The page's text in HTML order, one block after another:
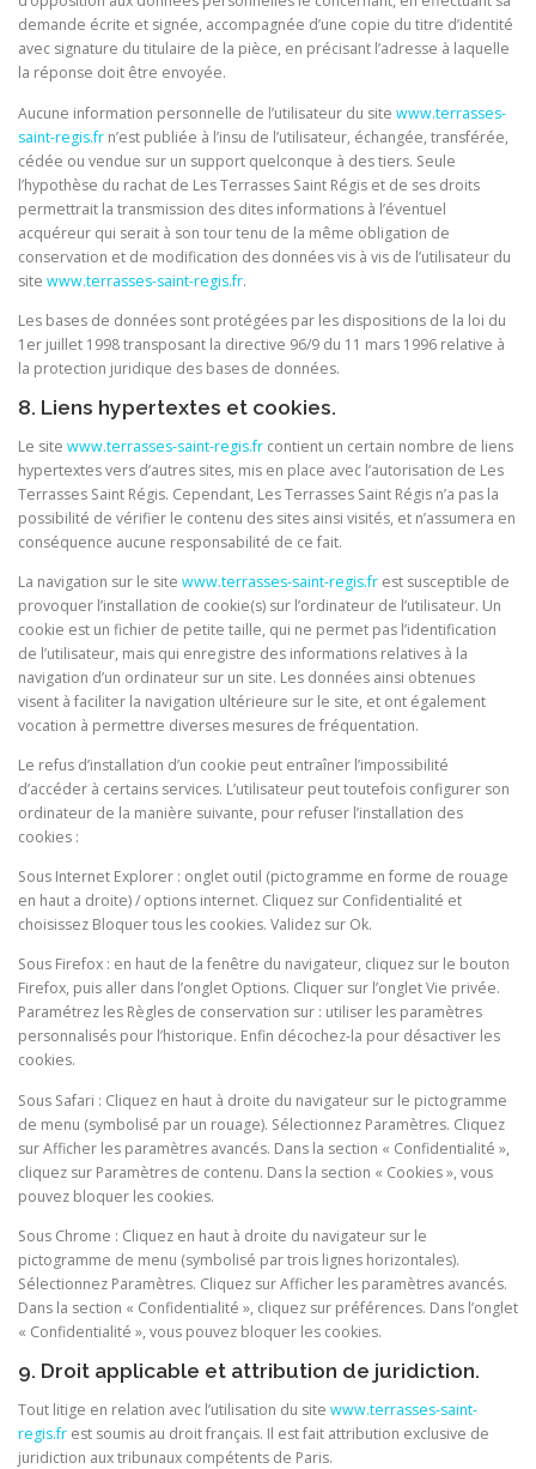
demande écrite et signée, accompagnée d’une copie du titre d’identité
avec signature du titulaire de la pièce, en précisant l’adresse à laquelle
la réponse doit être envoyée.
Aucune information personnelle de l’utilisateur du site www.terrasses-
saint-regis.fr n’est publiée à l’insu de l’utilisateur, échangée, transférée,
cédée ou vendue sur un support quelconque à des tiers. Seule
l’hypothèse du rachat de Les Terrasses Saint Régis et de ses droits
permettrait la transmission des dites informations à l’éventuel
acquéreur qui serait à son tour tenu de la même obligation de
conservation et de modification des données vis à vis de l’utilisateur du
site www.terrasses-saint-regis.fr.
Les bases de données sont protégées par les dispositions de la loi du
1er juillet 1998 transposant la directive 96/9 du 11 mars 1996 relative à
la protection juridique des bases de données.
8. Liens hypertextes et cookies.
Le site www.terrasses-saint-regis.fr contient un certain nombre de liens
hypertextes vers d’autres sites, mis en place avec l’autorisation de Les
Terrasses Saint Régis. Cependant, Les Terrasses Saint Régis n’a pas la
possibilité de vérifier le contenu des sites ainsi visités, et n’assumera en
conséquence aucune responsabilité de ce fait.
La navigation sur le site www.terrasses-saint-regis.fr est susceptible de
provoquer l’installation de cookie(s) sur l’ordinateur de l’utilisateur. Un
cookie est un fichier de petite taille, qui ne permet pas l’identification
de l’utilisateur, mais qui enregistre des informations relatives à la
navigation d’un ordinateur sur un site. Les données ainsi obtenues
visent à faciliter la navigation ultérieure sur le site, et ont également
vocation à permettre diverses mesures de fréquentation.
Le refus d’installation d’un cookie peut entraîner l’impossibilité
d’accéder à certains services. L’utilisateur peut toutefois configurer son
ordinateur de la manière suivante, pour refuser l’installation des
cookies :
Sous Internet Explorer : onglet outil (pictogramme en forme de rouage
en haut a droite) / options internet. Cliquez sur Confidentialité et
choisissez Bloquer tous les cookies. Validez sur Ok.
Sous Firefox : en haut de la fenêtre du navigateur, cliquez sur le bouton
Firefox, puis aller dans l’onglet Options. Cliquer sur l’onglet Vie privée.
Paramétrez les Règles de conservation sur : utiliser les paramètres
personnalisés pour l’historique. Enfin décochez-la pour désactiver les
cookies.
Sous Safari : Cliquez en haut à droite du navigateur sur le pictogramme
de menu (symbolisé par un rouage). Sélectionnez Paramètres. Cliquez
sur Afficher les paramètres avancés. Dans la section « Confidentialité »,
cliquez sur Paramètres de contenu. Dans la section « Cookies », vous
pouvez bloquer les cookies.
Sous Chrome : Cliquez en haut à droite du navigateur sur le
pictogramme de menu (symbolisé par trois lignes horizontales).
Sélectionnez Paramètres. Cliquez sur Afficher les paramètres avancés.
Dans la section « Confidentialité », cliquez sur préférences. Dans l’onglet
« Confidentialité », vous pouvez bloquer les cookies.
9. Droit applicable et attribution de juridiction.
Tout litige en relation avec l’utilisation du site www.terrasses-saint-
regis.fr est soumis au droit français. Il est fait attribution exclusive de
juridiction aux tribunaux compétents de Paris.